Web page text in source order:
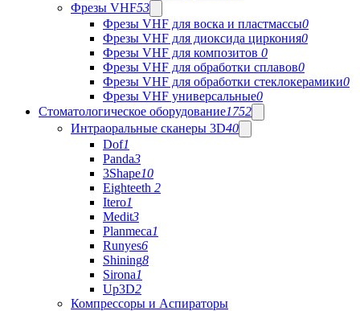
Фрезы VHF53
Фрезы VHF для воска и пластмассы0
Фрезы VHF для диоксида циркония0
Фрезы VHF для композитов 0
Фрезы VHF для обработки сплавов0
Фрезы VHF для обработки стеклокерамики0
Фрезы VHF универсальные0
Стоматологическое оборудование1752
Интраоральные сканеры 3D40
Dof1
Panda3
3Shape10
Eighteeth 2
Itero1
Medit3
Planmeca1
Runyes6
Shining8
Sirona1
Up3D2
Компрессоры и Аспираторы